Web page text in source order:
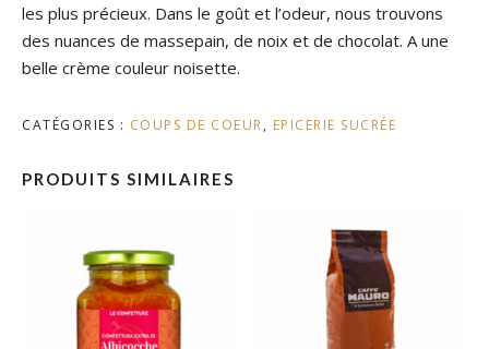
les plus précieux. Dans le goût et l’odeur, nous trouvons
des nuances de massepain, de noix et de chocolat. A une
belle crème couleur noisette.
CATÉGORIES : COUPS DE COEUR, EPICERIE SUCRÉE
PRODUITS SIMILAIRES